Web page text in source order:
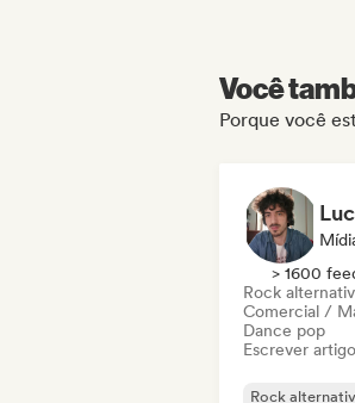
Você
Porque você
> 1600
Rock
Comercial /
Dance pop
Escrever
Rock